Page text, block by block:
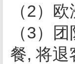
（2）
（3）
餐, 将退